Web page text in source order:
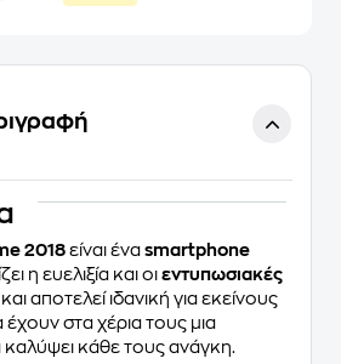
2018 είναι ένα smartphone
η ευελιξία και οι εντυπωσιακές
αποτελεί ιδανική για εκείνους
στα χέρια τους μια
καλύψει κάθε τους ανάγκη.